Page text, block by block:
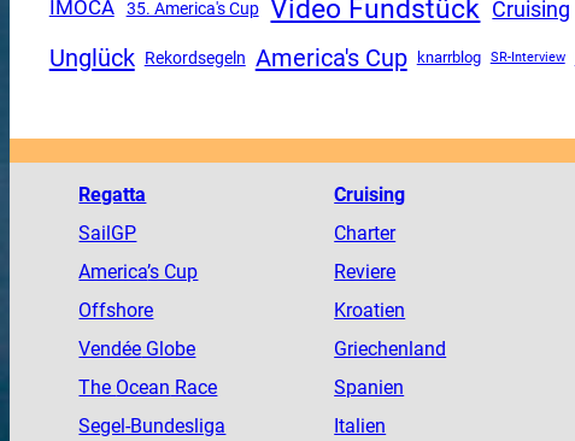
IMOCA 35. America's Cup Video Fundstück Cruising
Unglück Rekordsegeln America's Cup knarrblog SR-Interview
Regatta
SailGP
America’s Cup
Offshore
Vendée Globe
The Ocean Race
Segel-Bundesliga
Cruising
Charter
Reviere
Kroatien
Griechenland
Spanien
Italien